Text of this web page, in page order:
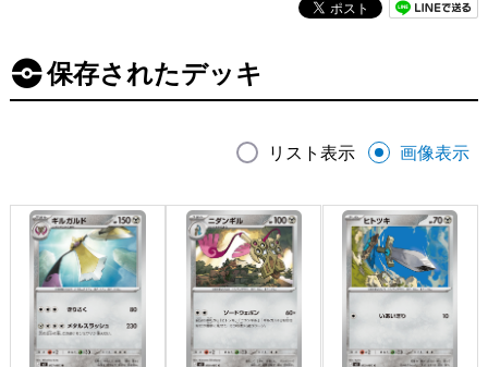
保存されたデッキ
リスト表示 画像表示